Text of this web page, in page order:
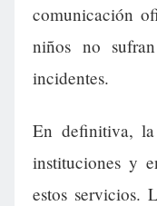
comunicación
niños no
incidentes.
En definitiva, la
instituciones y
estos servicios.